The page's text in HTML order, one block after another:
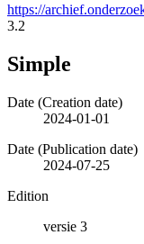
https://
3.2
Simple
Date (Creation date)
2024-01-01
Date (Publication date)
2024-07-25
Edition
versie 3